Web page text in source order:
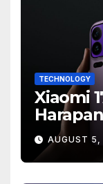
TECHNOLOGY
Xiaomi
Banyak
Ponsel
AUGUST